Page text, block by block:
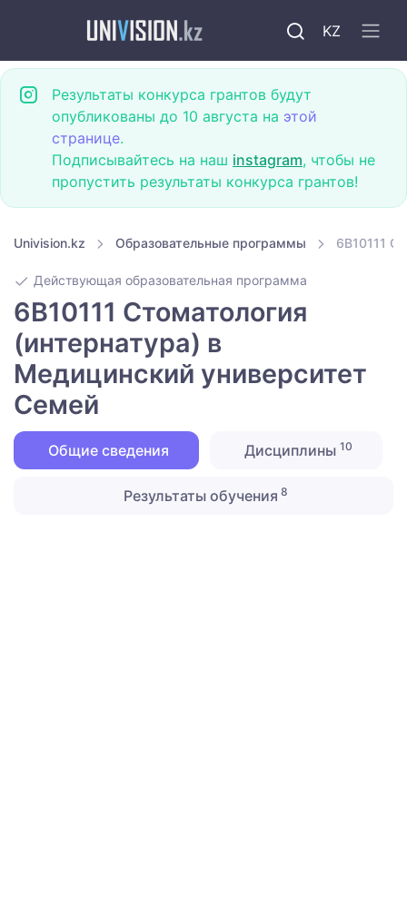
KZ
Результаты конкурса грантов будут
опубликованы до 10 августа на этой
странице.
Подписывайтесь на наш instagram, чтобы не
пропустить результаты конкурса грантов!
Univision.kz Образовательные программы 6B10111
Действующая образовательная программа
6B10111 Стоматология
(интернатура) в
Медицинский университет
Семей
Общие сведения Дисциплины 10
Результаты обучения 8